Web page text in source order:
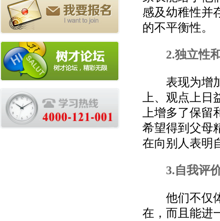
感及幼稚性并
的不平衡性。
2.独立性
表现为增加
上、观点上
上增多了保
希望得到父母
在向别人表明
3.自我评
他们不仅体
在，而且能进